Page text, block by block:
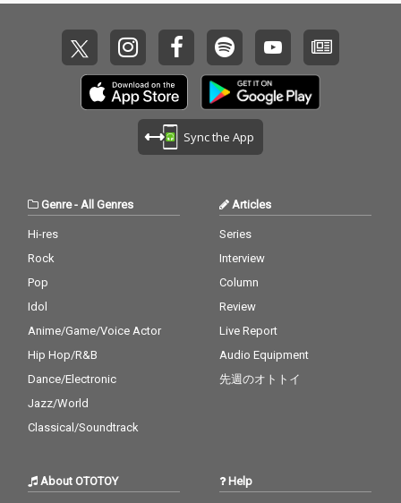
Sync the App
Genre-All Genres
Hi-res
Rock
Pop
Idol
Anime/Game/Voice Actor
Hip Hop/R&B
Dance/Electronic
Jazz/World
Classical/Soundtrack
Articles
Series
Interview
Column
Review
Live Report
Audio Equipment
先週のオトトイ
About OTOTOY Help